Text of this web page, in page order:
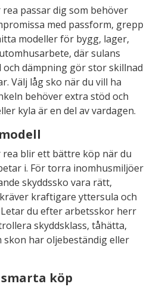
passar dig som behöver
med passform, grepp
modeller för bygg, lager,
där sulans
dämpning gör stor skillnad
Välj låg sko när du vill ha
behöver extra stöd och
kyla är en del av vardagen.
blir ett bättre köp när du
i. För torra inomhusmiljöer
skyddssko vara rätt,
kraftigare yttersula och
du efter arbetsskor herr
skyddsklass, tåhätta,
skon har oljebeständig eller
köp